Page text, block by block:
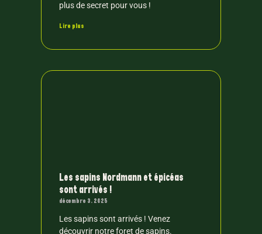
plus de secret pour vous !
Lire plus
Les sapins Nordmann et épicéas
sont arrivés !
décembre 3, 2025
Les sapins sont arrivés ! Venez
découvrir notre foret de sapins.